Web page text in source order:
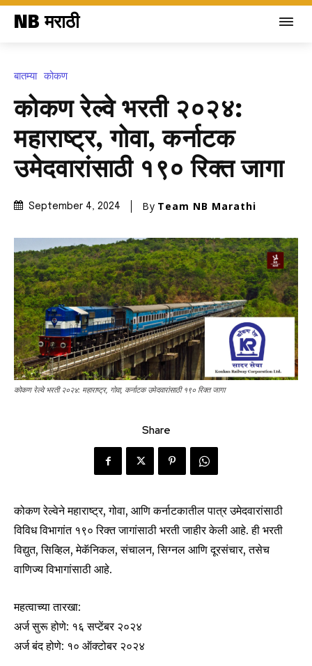
NB मराठी
बातम्या कोकण
कोकण रेल्वे भरती २०२४:
महाराष्ट्र, गोवा, कर्नाटक
उमेदवारांसाठी १९० रिक्त जागा
September 4, 2024 By Team NB Marathi
कोकण रेल्वे भरती २०२४: महाराष्ट्र, गोवा, कर्नाटक उमेदवारांसाठी १९० रिक्त जागा
Share
कोकण रेल्वेने महाराष्ट्र, गोवा, आणि कर्नाटकातील पात्र उमेदवारांसाठी
विविध विभागांत १९० रिक्त जागांसाठी भरती जाहीर केली आहे. ही भरती
विद्युत, सिव्हिल, मेकॅनिकल, संचालन, सिग्नल आणि दूरसंचार, तसेच
वाणिज्य विभागांसाठी आहे.
महत्वाच्या तारखा:
अर्ज सुरू होणे: १६ सप्टेंबर २०२४
अर्ज बंद होणे: १० ऑक्टोबर २०२४